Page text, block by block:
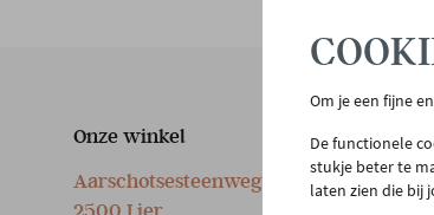
Onze winkel
Aarschotsesteenweg 151
Om je een fijne
De functionele
stukje beter te
laten zien die bij